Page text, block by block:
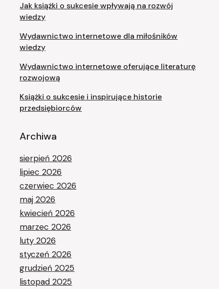
Jak książki o sukcesie wpływają na rozwój
wiedzy
Wydawnictwo internetowe dla miłośników
wiedzy
Wydawnictwo internetowe oferujące literaturę
rozwojową
Książki o sukcesie i inspirujące historie
przedsiębiorców
Archiwa
sierpień 2026
lipiec 2026
czerwiec 2026
maj 2026
kwiecień 2026
marzec 2026
luty 2026
styczeń 2026
grudzień 2025
listopad 2025